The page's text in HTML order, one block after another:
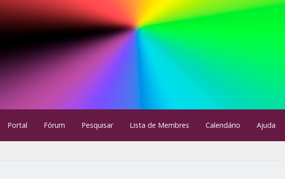
Portal Fórum Pesquisar Lista de Membres Calendário Ajuda